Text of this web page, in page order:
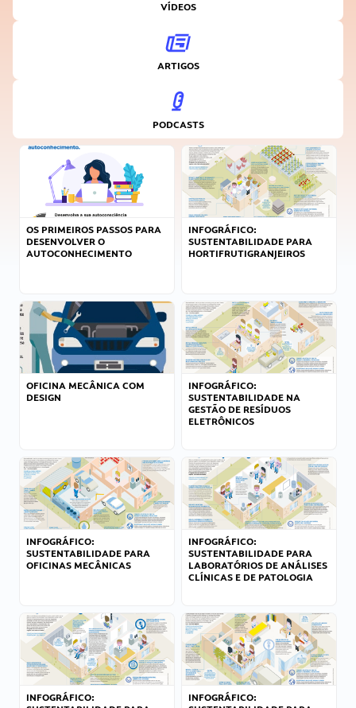
VÍDEOS
ARTIGOS
PODCASTS
OS PRIMEIROS PASSOS PARA
DESENVOLVER O
AUTOCONHECIMENTO
INFOGRÁFICO:
SUSTENTABILIDADE PARA
HORTIFRUTIGRANJEIROS
OFICINA MECÂNICA COM
DESIGN
INFOGRÁFICO:
SUSTENTABILIDADE NA
GESTÃO DE RESÍDUOS
ELETRÔNICOS
INFOGRÁFICO:
SUSTENTABILIDADE PARA
OFICINAS MECÂNICAS
INFOGRÁFICO:
SUSTENTABILIDADE PARA
LABORATÓRIOS DE ANÁLISES
CLÍNICAS E DE PATOLOGIA
INFOGRÁFICO:
INFOGRÁFICO: